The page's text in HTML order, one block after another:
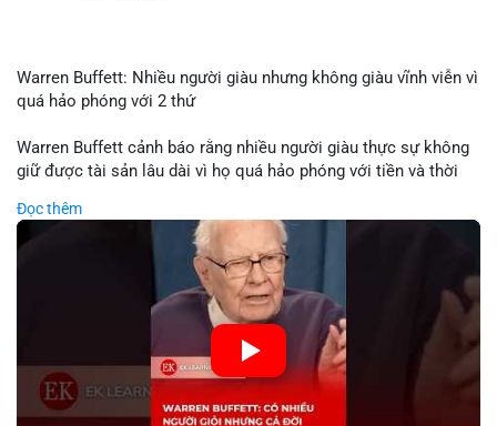
Warren Buffett: Nhiều người giàu nhưng không giàu vĩnh viễn vì
quá hảo phóng với 2 thứ
Warren Buffett cảnh báo rằng nhiều người giàu thực sự không
giữ được tài sản lâu dài vì họ quá hảo phóng với tiền và thời
nhuận tái đầu tư và suy giảm sức mạnh tăng trưởng danh mục.
Đối với nhà đầu tư crypto, giữ lại lợi nhuận để tái đầu tư vào
dự án tiềm năng quan trọng hơn chia sẻ quá mức. Cân bằng
đóng góp xã hội và bảo vệ tài sản giúp nhà đầu tư đạt được
bền vững tài chính mà Buffett đề cao.
🎥 Xem video trực tiếp tại:
Nguồn: KIEN THUC KINH TE
Đọc thêm